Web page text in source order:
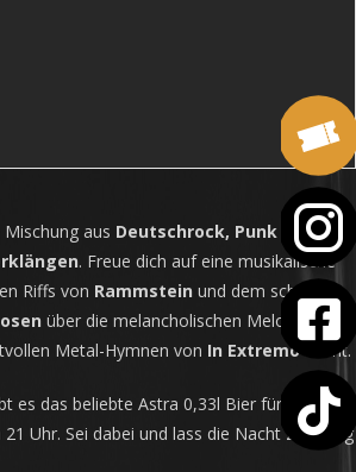
aus Deutschrock, Punk Rock,
. Freue dich auf eine musikalische
Riffs von Rammstein und dem schnellen
über die melancholischen Melodien von
Metal-Hymnen von In Extremoreicht.
es das beliebte Astra 0,33l Bier für nur 2,50
Uhr. Sei dabei und lass die Nacht zum Tag